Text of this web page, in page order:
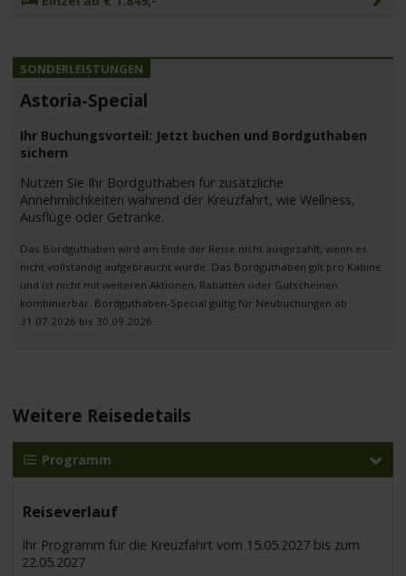
Astoria-Special
Ihr Buchungsvorteil: Jetzt buchen und Bordguthaben
sichern
Nutzen Sie Ihr Bordguthaben für zusätzliche
Annehmlichkeiten während der Kreuzfahrt, wie Wellness,
Ausflüge oder Getränke.
Das Bordguthaben wird am Ende der Reise nicht ausgezahlt, wenn es
nicht vollständig aufgebraucht wurde. Das Bordguthaben gilt pro Kabine
und ist nicht mit weiteren Aktionen, Rabatten oder Gutscheinen
kombinierbar. Bordguthaben-Special gültig für Neubuchungen ab
31.07.2026 bis 30.09.2026.
Weitere Reisedetails
Programm
Reiseverlauf
Ihr Programm für die Kreuzfahrt vom 15.05.2027 bis zum
22.05.2027